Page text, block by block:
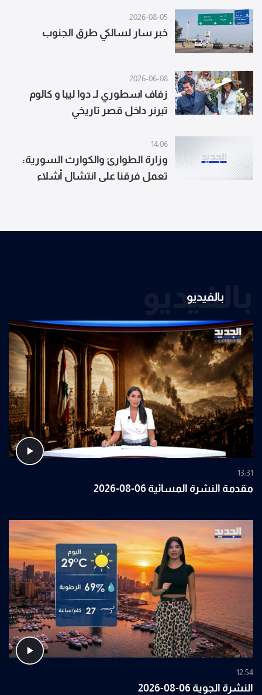
2026-08-05
خبر سار لسالكي طرق الجنوب
2026-06-08
زفاف اسطوري لـ دوا ليبا و كالوم
تيرنر داخل قصر تاريخي
14:06
وزارة الطوارئ والكوارث السورية:
تعمل فرقنا على انتشال أشلاء
بالفيديو
بالفيديو
13:31
مقدمة النشرة المسائية 06-08-2026
12:54
النشرة الجوية 06-08-2026